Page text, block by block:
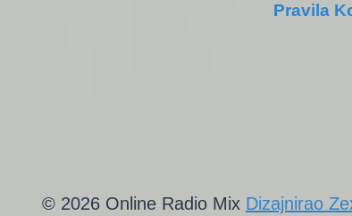
Pravila
© 2026 Online Radio Mix Dizajnirao